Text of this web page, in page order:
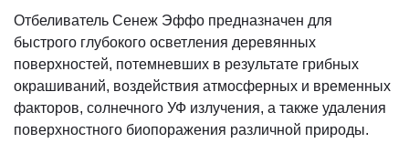
Отбеливатель Сенеж Эффо предназначен для
быстрого глубокого осветления деревянных
поверхностей, потемневших в результате грибных
окрашиваний, воздействия атмосферных и временных
факторов, солнечного УФ излучения, а также удаления
поверхностного биопоражения различной природы.